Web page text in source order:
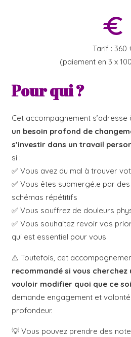
euro
Tarif : 360
(paiement en 3 x
Pour qui ?
Cet accompagnement s’adresse
un besoin profond de
s’investir dans un travail
si :
✅ Vous avez du mal à trouver
✅ Vous êtes submergé.e par
schémas répétitifs
✅ Vous souffrez de douleurs
✅ Vous souhaitez revoir vos
qui est essentiel pour vous
⚠️ Toutefois, cet
recommandé si vous cherchez
vouloir modifier quoi que ce
demande engagement et volonté
profondeur.
💡 Vous pouvez prendre des